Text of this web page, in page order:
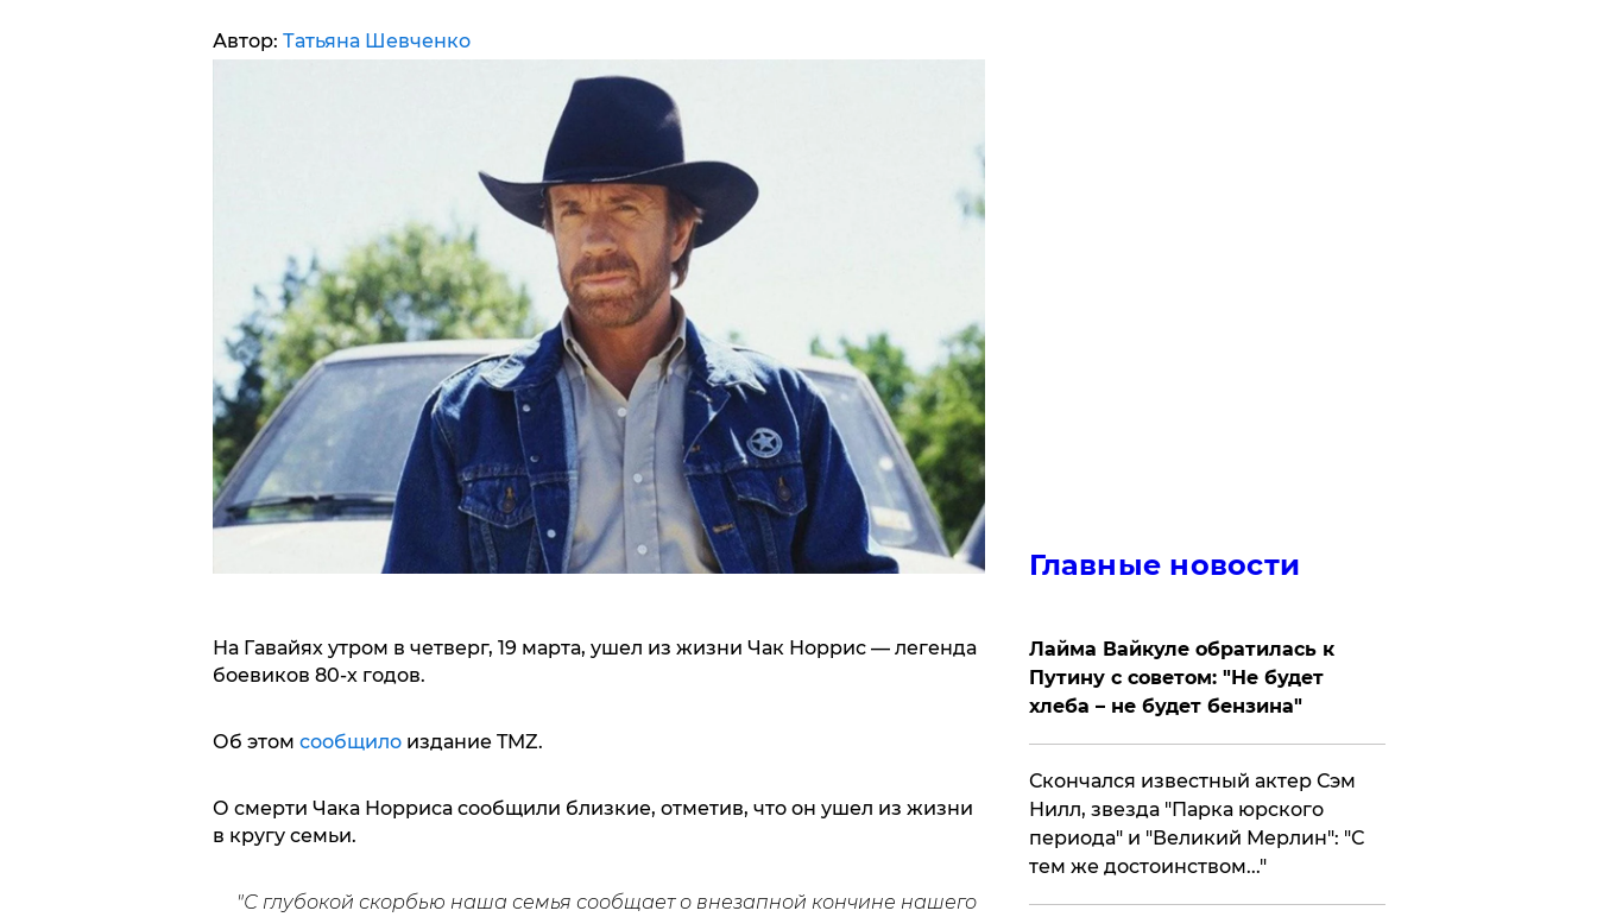
Автор: Татьяна Шевченко
На Гавайях утром в четверг, 19 марта, ушел из жизни Чак Норрис — легенда
боевиков 80-х годов.
Об этом сообщилоиздание TMZ.
О смерти Чака Норриса сообщили близкие, отметив, что он ушел из жизни
в кругу семьи.
"С глубокой скорбью наша семья сообщает о внезапной кончине нашего
Главные новости
Лайма Вайкуле обратилась к
Путину с советом: "Не будет
хлеба – не будет бензина"
Скончался известный актер Сэм
Нилл, звезда "Парка юрского
периода" и "Великий Мерлин": "С
тем же достоинством..."